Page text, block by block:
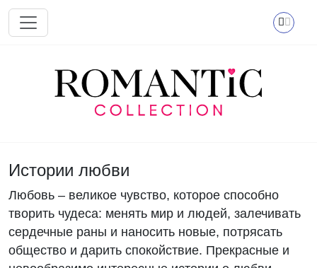
Перейти к основному содержанию
Истории любви
Любовь – великое чувство, которое способно
творить чудеса: менять мир и людей, залечивать
сердечные раны и наносить новые, потрясать
общество и дарить спокойствие. Прекрасные и